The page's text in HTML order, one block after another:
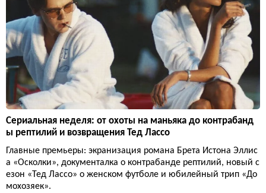
Сериальная неделя: от охоты на маньяка до контрабанд
ы рептилий и возвращения Тед Лассо
Главные премьеры: экранизация романа Брета Истона Эллис
а «Осколки», документалка о контрабанде рептилий, новый с
езон «Тед Лассо» о женском футболе и юбилейный трип «До
мохозяек».